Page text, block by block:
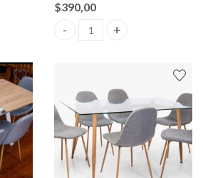
– Tapizada quantity
$390,00
Comedor Extensible MDF –